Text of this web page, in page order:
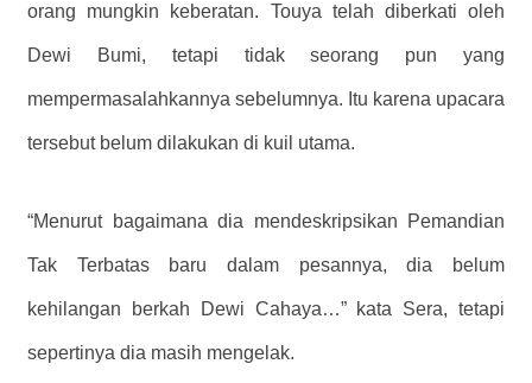
orang mungkin keberatan. Touya telah diberkati oleh
Dewi Bumi, tetapi tidak seorang pun yang
mempermasalahkannya sebelumnya. Itu karena upacara
tersebut belum dilakukan di kuil utama.
“Menurut bagaimana dia mendeskripsikan Pemandian
Tak Terbatas baru dalam pesannya, dia belum
kehilangan berkah Dewi Cahaya…” kata Sera, tetapi
sepertinya dia masih mengelak.